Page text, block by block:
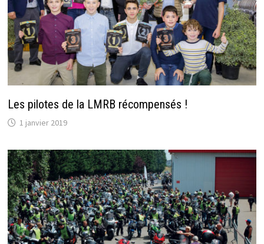
Les pilotes de la LMRB récompensés !
1 janvier 2019